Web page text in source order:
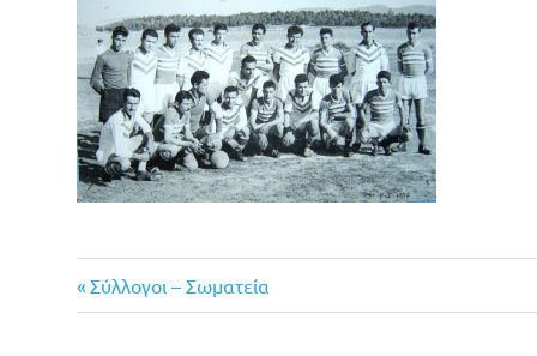
Πλοήγηση
Previous
Post:
Σύλλογοι – Σωματεία